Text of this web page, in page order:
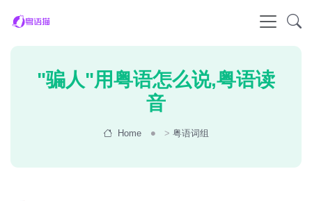
"骗人"用粤语怎么说,粤语读
音
Home >粤语词组